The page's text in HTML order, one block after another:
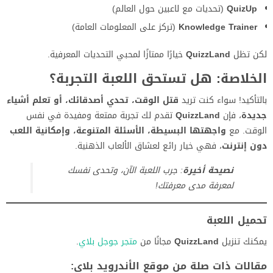
QuizUp (تحديات مع لاعبين حول العالم)
Knowledge Trainer (تركز على المعلومات العامة)
لكن تظل QuizzLandخيارًا ممتازًا لمحبي التحديات المعرفية.
الخلاصة: هل تستحق اللعبة التجربة؟
بالتأكيد! سواء كنت تريد قتل الوقت، تحدي أصدقائك، أو تعلم أشياء
جديدة، فإن QuizzLandتقدم لك تجربة ممتعة ومفيدة في نفس
الوقت. مع واجهتها البسيطة، الأسئلة المتنوعة، وإمكانية اللعب
دون إنترنت، فهي خيار رائع لعشاق الألعاب الذهنية.
نصيحة أخيرة: جرب اللعبة الآن، وتحدى نفسك
لمعرفة مدى معرفتك!
تحميل اللعبة
يمكنك تنزيل QuizzLand مجانًا من متجر جوجل بلاي.
مقالات ذات صلة من موقع الأندرويد بلاي: